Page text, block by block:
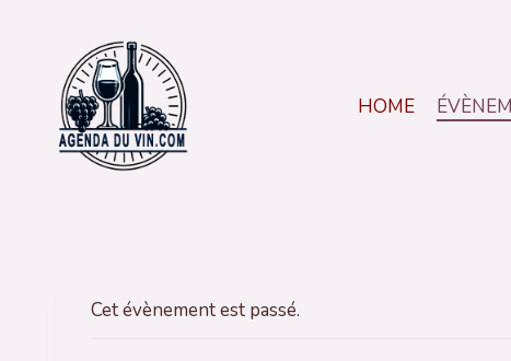
contenu
HOME
Cet évènement est passé.